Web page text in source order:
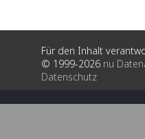
Für den Inhalt
© 1999-2026 nu
Datenschutz